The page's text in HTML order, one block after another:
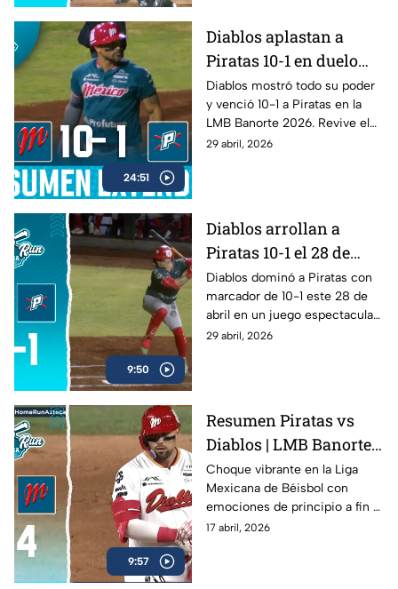
24:51
Diablos aplastan a
Piratas 10-1 en duelo
dominante de la LMB
Banorte 2026
Diablos mostró todo su poder
y venció 10-1 a Piratas en la
LMB Banorte 2026. Revive el
resumen extendido del juego
29 abril, 2026
9:50
Diablos arrollan a
Piratas 10-1 el 28 de
abril | Home Run
Azteca
Diablos dominó a Piratas con
marcador de 10-1 este 28 de
abril en un juego espectacular .
Mira el resumen completo.
29 abril, 2026
9:57
Resumen Piratas vs
Diablos | LMB Banorte
2026 | 16 de abril de
2026
Choque vibrante en la Liga
Mexicana de Béisbol con
emociones de principio a fin ⚾
🔥
17 abril, 2026